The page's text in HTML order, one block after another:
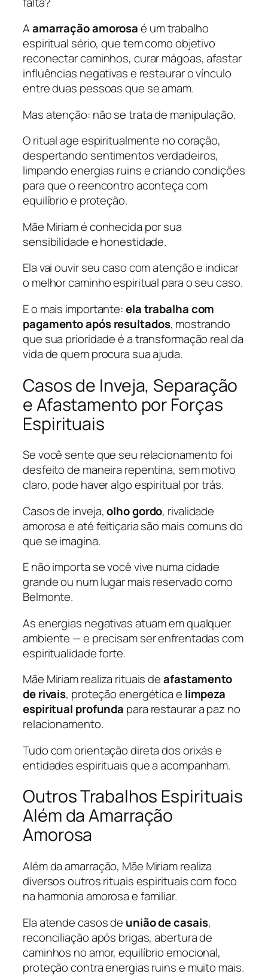
Aamarração amorosaé um trabalho
espiritual sério, que tem como objetivo
reconectar caminhos, curar mágoas, afastar
influências negativas e restaurar o vínculo
entre duas pessoas que se amam.
Mas atenção: não se trata de manipulação.
O ritual age espiritualmente no coração,
despertando sentimentos verdadeiros,
limpando energias ruins e criando condições
para que o reencontro aconteça com
equilíbrio e proteção.
Mãe Miriam é conhecida por sua
sensibilidade e honestidade.
Ela vai ouvir seu caso com atenção e indicar
o melhor caminho espiritual para o seu caso.
E o mais importante:ela trabalha com
pagamento após resultados, mostrando
que sua prioridade é a transformação real da
vida de quem procura sua ajuda.
Casos de Inveja, Separação
e Afastamento por Forças
Espirituais
Se você sente que seu relacionamento foi
desfeito de maneira repentina, sem motivo
claro, pode haver algo espiritual por trás.
Casos de inveja,olho gordo, rivalidade
amorosa e até feitiçaria são mais comuns do
que se imagina.
E não importa se você vive numa cidade
grande ou num lugar mais reservado como
Belmonte.
As energias negativas atuam em qualquer
ambiente — e precisam ser enfrentadas com
espiritualidade forte.
Mãe Miriam realiza rituais deafastamento
de rivais, proteção energética e limpeza
espiritual profunda para restaurar a paz no
relacionamento.
Tudo com orientação direta dos orixás e
entidades espirituais que a acompanham.
Outros Trabalhos Espirituais
Além da Amarração
Amorosa
Além da amarração, Mãe Miriam realiza
diversos outros rituais espirituais com foco
na harmonia amorosa e familiar.
Ela atende casos de união de casais,
reconciliação após brigas, abertura de
caminhos no amor, equilíbrio emocional,
proteção contra energias ruins e muito mais.